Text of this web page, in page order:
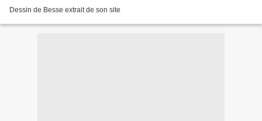
Dessin de Besse extrait de son site